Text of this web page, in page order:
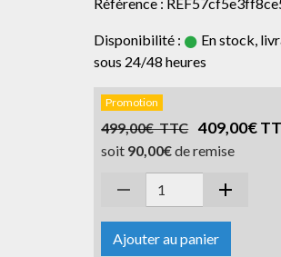
Disponibilité :
En stock,
sous 24/48 heures
Promotion
499,00€ TTC 409,00€
soit 90,00€de remise
Ajouter au panier